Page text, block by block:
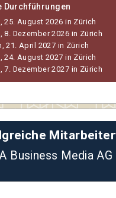
Durchführungen
25. August 2026 in Zürich
8. Dezember 2026 in Zürich
21. April 2027 in Zürich
24. August 2027 in Zürich
7. Dezember 2027 in Zürich
Business Media AG